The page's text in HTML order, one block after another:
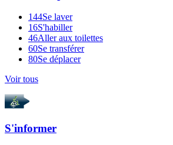
144Se laver
16S'habiller
46Aller aux toilettes
60Se transférer
80Se déplacer
Voir tous
S'informer